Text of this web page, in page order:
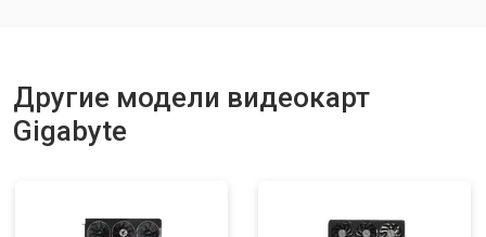
Другие модели видеокарт
Gigabyte